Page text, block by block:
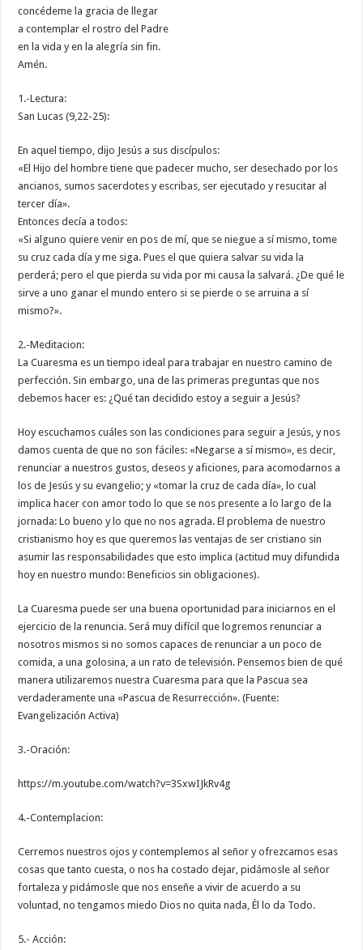
concédeme la gracia de llegar
a contemplar el rostro del Padre
en la vida y en la alegría sin fin.
Amén.
1.-Lectura:
San Lucas (9,22-25):
En aquel tiempo, dijo Jesús a sus discípulos:
«El Hijo del hombre tiene que padecer mucho, ser desechado por los
ancianos, sumos sacerdotes y escribas, ser ejecutado y resucitar al
tercer día».
Entonces decía a todos:
«Si alguno quiere venir en pos de mí, que se niegue a sí mismo, tome
su cruz cada día y me siga. Pues el que quiera salvar su vida la
perderá; pero el que pierda su vida por mi causa la salvará. ¿De qué le
sirve a uno ganar el mundo entero si se pierde o se arruina a sí
mismo?».
2.-Meditacion:
La Cuaresma es un tiempo ideal para trabajar en nuestro camino de
perfección. Sin embargo, una de las primeras preguntas que nos
debemos hacer es: ¿Qué tan decidido estoy a seguir a Jesús?
Hoy escuchamos cuáles son las condiciones para seguir a Jesús, y nos
damos cuenta de que no son fáciles: «Negarse a sí mismo», es decir,
renunciar a nuestros gustos, deseos y aficiones, para acomodarnos a
los de Jesús y su evangelio; y «tomar la cruz de cada día», lo cual
implica hacer con amor todo lo que se nos presente a lo largo de la
jornada: Lo bueno y lo que no nos agrada. El problema de nuestro
cristianismo hoy es que queremos las ventajas de ser cristiano sin
asumir las responsabilidades que esto implica (actitud muy difundida
hoy en nuestro mundo: Beneficios sin obligaciones).
La Cuaresma puede ser una buena oportunidad para iniciarnos en el
ejercicio de la renuncia. Será muy difícil que logremos renunciar a
nosotros mismos si no somos capaces de renunciar a un poco de
comida, a una golosina, a un rato de televisión. Pensemos bien de qué
manera utilizaremos nuestra Cuaresma para que la Pascua sea
verdaderamente una «Pascua de Resurrección». (Fuente:
Evangelización Activa)
3.-Oración:
https://m.youtube.com/watch?v=3SxwIJkRv4g
4.-Contemplacion:
Cerremos nuestros ojos y contemplemos al señor y ofrezcamos esas
cosas que tanto cuesta, o nos ha costado dejar, pidámosle al señor
fortaleza y pidámosle que nos enseñe a vivir de acuerdo a su
voluntad, no tengamos miedo Dios no quita nada, Él lo da Todo.
5.- Acción: